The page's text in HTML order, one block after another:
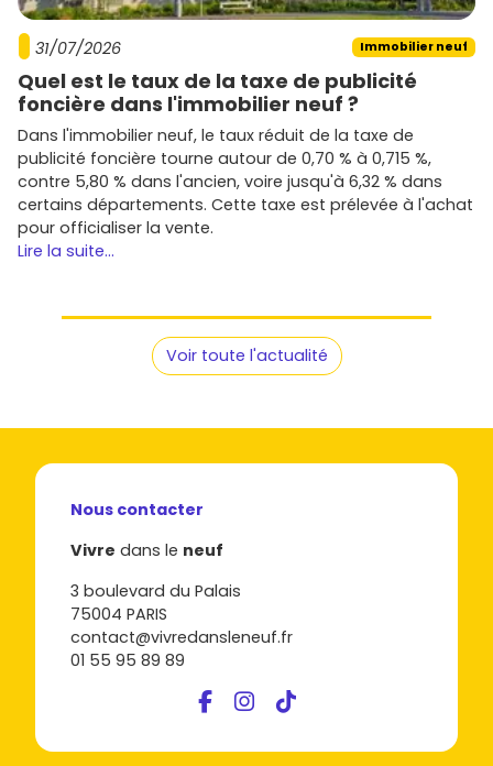
31/07/2026 Immobilier neuf
Quel est le taux de la taxe de publicité
foncière dans l'immobilier neuf ?
Dans l'immobilier neuf, le taux réduit de la taxe de
publicité foncière tourne autour de 0,70 % à 0,715 %,
contre 5,80 % dans l'ancien, voire jusqu'à 6,32 % dans
certains départements. Cette taxe est prélevée à l'achat
pour officialiser la vente.
Lire la suite...
Voir toute l'actualité
Nous contacter
Vivre dans le neuf
3 boulevard du Palais
75004 PARIS
contact@vivredansleneuf.fr
01 55 95 89 89